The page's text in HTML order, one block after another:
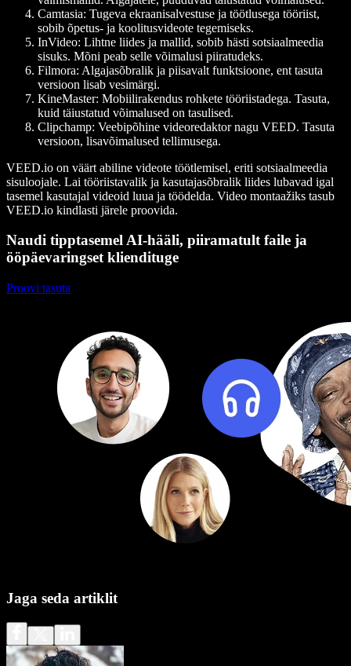
Camtasia: Tugeva ekraanisalvestuse ja töötlusega tööriist,
sobib õpetus- ja koolitusvideote tegemiseks.
InVideo: Lihtne liides ja mallid, sobib hästi sotsiaalmeedia
sisuks. Mõni peab selle võimalusi piiratudeks.
Filmora: Algajasõbralik ja piisavalt funktsioone, ent tasuta
versioon lisab vesimärgi.
KineMaster: Mobiilirakendus rohkete tööriistadega. Tasuta,
kuid täiustatud võimalused on tasulised.
Clipchamp: Veebipõhine videoredaktor nagu VEED. Tasuta
versioon, lisavõimalused tellimusega.
VEED.io on väärt abiline videote töötlemisel, eriti sotsiaalmeedia
sisuloojale. Lai tööriistavalik ja kasutajasõbralik liides lubavad igal
tasemel kasutajal videoid luua ja töödelda. Video montaažiks tasub
VEED.io kindlasti järele proovida.
Naudi tipptasemel AI-hääli, piiramatult faile ja
ööpäevaringset kliendituge
Proovi tasuta
Jaga seda artiklit